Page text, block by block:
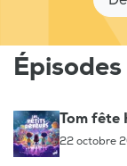
Tom fête
22 octobre